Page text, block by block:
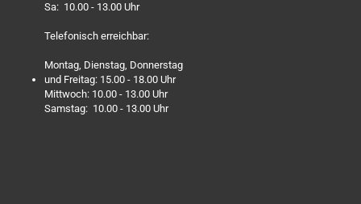
Sa: 10.00 - 13.00 Uhr
Telefonisch erreichbar:
Montag, Dienstag, Donnerstag
und Freitag: 15.00 - 18.00 Uhr
Mittwoch: 10.00 - 13.00 Uhr
Samstag: 10.00 - 13.00 Uhr